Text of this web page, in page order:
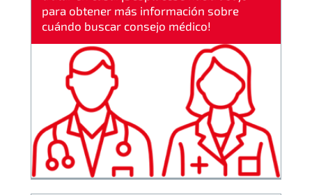
para obtener más información sobre
cuándo buscar consejo médico!